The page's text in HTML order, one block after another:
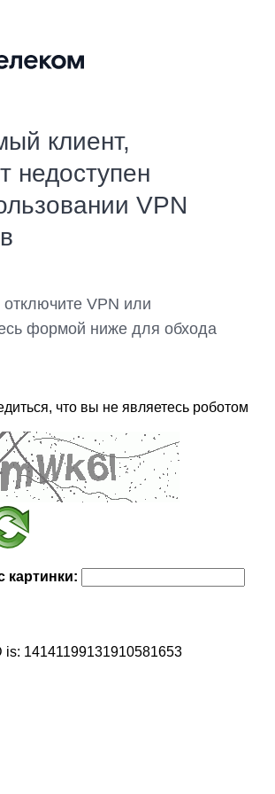
клиент,
недоступен
VPN
VPN или
формой ниже для обхода
что вы не являетесь роботом
картинки:
is: 14141199131910581653